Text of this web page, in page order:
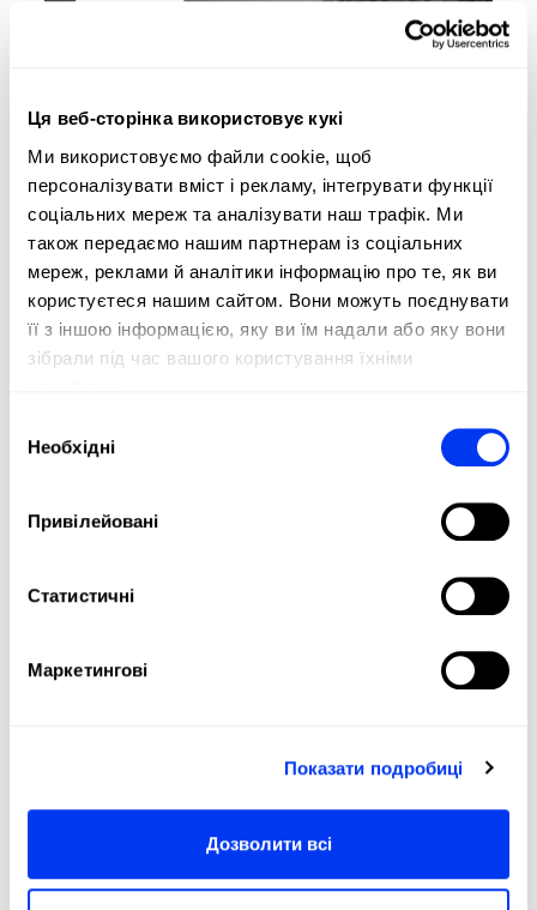
Ця веб-сторінка використовує кукі
Ми використовуємо файли cookie, щоб
персоналізувати вміст і рекламу, інтегрувати функції
соціальних мереж та аналізувати наш трафік. Ми
також передаємо нашим партнерам із соціальних
мереж, реклами й аналітики інформацію про те, як ви
користуєтеся нашим сайтом. Вони можуть поєднувати
її з іншою інформацією, яку ви їм надали або яку вони
зібрали під час вашого користування їхніми
згоди
Необхідні
Привілейовані
Статистичні
Маркетингові
Показати подробиці
Дозволити всі